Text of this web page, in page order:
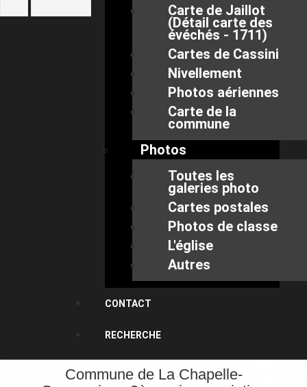
Carte de Jaillot
(Détail carte des
évéchés - 1711)
Cartes de Cassini
Nivellement
Photos aériennes
Carte de la
commune
Photos
Toutes les
galeries photo
Cartes postales
Photos de classe
L'église
Autres
CONTACT
RECHERCHE
Commune de La Chapelle-